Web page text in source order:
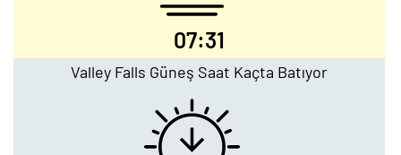
07:31
Valley Falls Güneş Saat Kaçta Batıyor